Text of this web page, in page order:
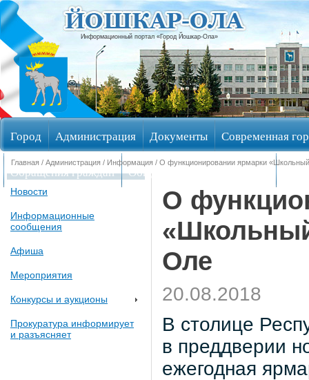
Информационный портал «Город Йошкар-Ола»
Город Администрация Документы Современная
Обращения граждан Общественные обсуждения
Главная / Администрация / Информация / О функционировании ярмарки
Новости
Информационные
сообщения
Афиша
Мероприятия
Конкурсы и аукционы
Прокуратура информирует
и разъясняет
О
Оле
20.08.2018
В столице
в преддверии
ежегодная